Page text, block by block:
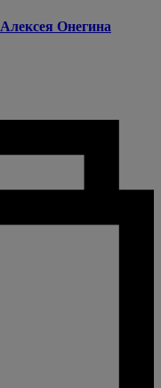
Алексея Онегина